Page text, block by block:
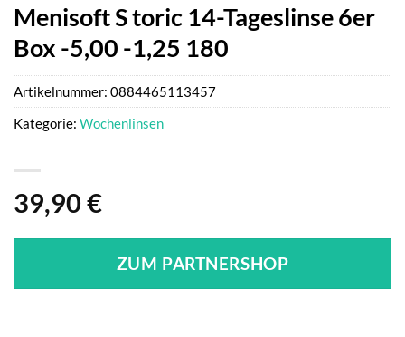
Menisoft S toric 14-Tageslinse 6er
Box -5,00 -1,25 180
39,90 €
ZUM PARTNERSHOP
Artikelnummer: 0884465113457
Kategorie: Wochenlinsen